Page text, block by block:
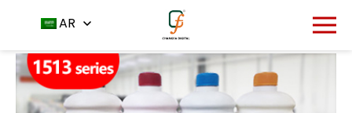
AR
الصفحة الرئيسية حبر التسامي